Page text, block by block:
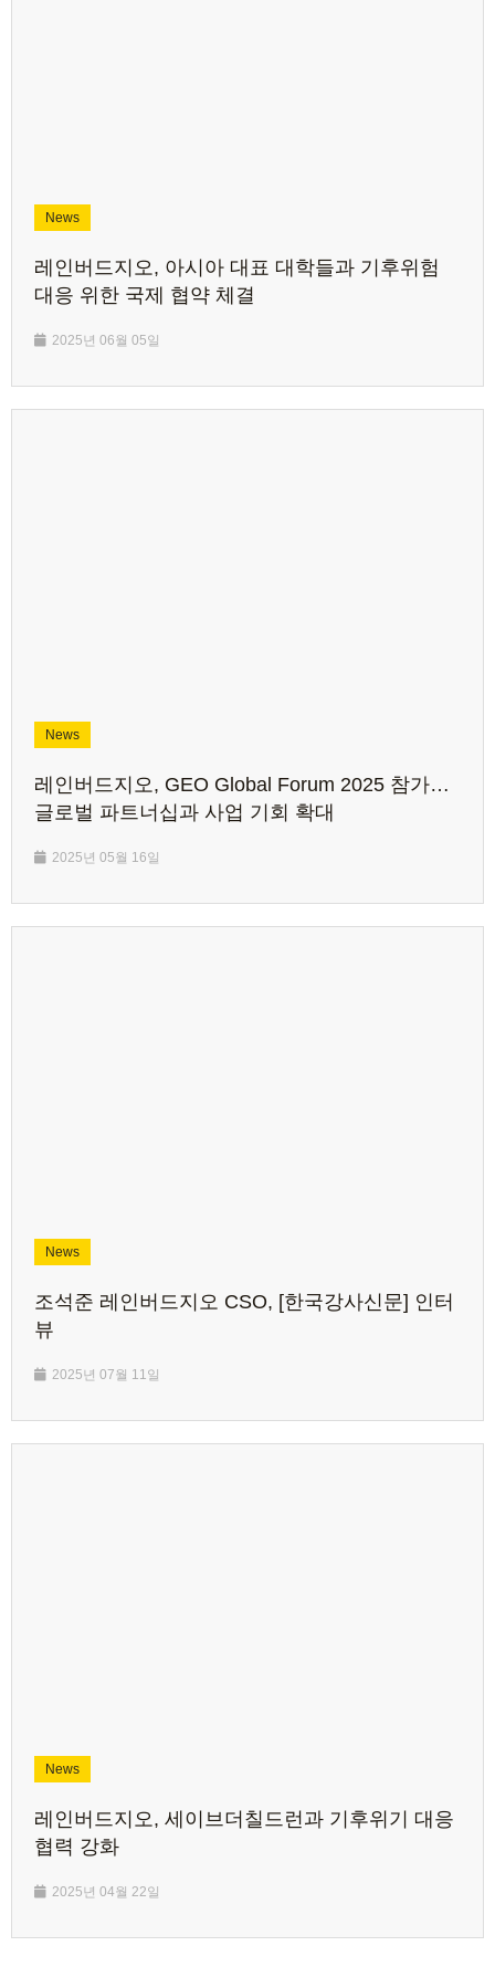
News
레인버드지오, 아시아 대표 대학들과 기후위험
대응 위한 국제 협약 체결
2025년 06월 05일
News
레인버드지오, GEO Global Forum 2025 참가…
글로벌 파트너십과 사업 기회 확대
2025년 05월 16일
News
조석준 레인버드지오 CSO, [한국강사신문] 인터
뷰
2025년 07월 11일
News
레인버드지오, 세이브더칠드런과 기후위기 대응
협력 강화
2025년 04월 22일